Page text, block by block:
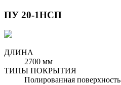
ПУ 20-1НСП
ДЛИНА
2700 мм
ТИПЫ ПОКРЫТИЯ
Полированная поверхность